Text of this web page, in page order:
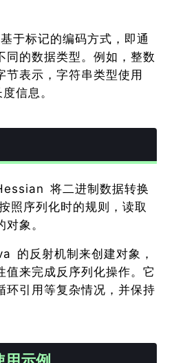
于标记的编码方式，即通
同的数据类型。例如，整数
节表示，字符串类型使用
信息。
将二进制数据转换
照序列化时的规则，读取
象。
的反射机制来创建对象，
值来完成反序列化操作。它
环引用等复杂情况，并保持